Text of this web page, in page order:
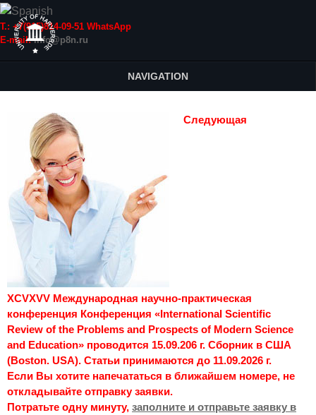
Т.: +7(915)814-09-51 WhatsApp
E-mail:info@p8n.ru
NAVIGATION
Следующая
XCVXVV Международная научно-практическая
конференция Конференция «International Scientific
Review of the Problems and Prospects of Modern Science
and Education» проводится 15.09.206 г. Сборник в США
(Boston. USA). Статьи принимаются до 11.09.2026 г.
Если Вы хотите напечататься в ближайшем номере, не
откладывайте отправку заявки.
Потратьте одну минуту, заполните и отправьте заявку в